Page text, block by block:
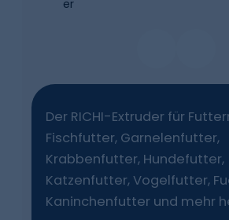
Der RICHI-Extruder für
Fischfutter, Garnelenfutter,
Krabbenfutter, Hundefutter,
Katzenfutter, Vogelfutter,
Kaninchenfutter und mehr